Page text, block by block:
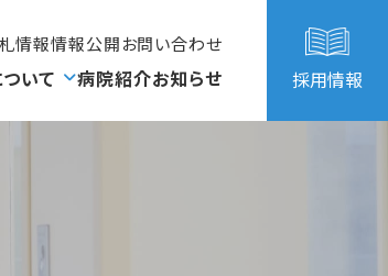
情報情報公開お問い合わせ
いて 病院紹介お知らせ 採用情報